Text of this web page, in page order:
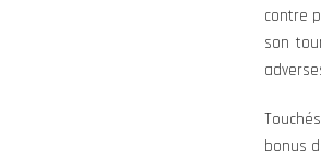
contre
son
bonus